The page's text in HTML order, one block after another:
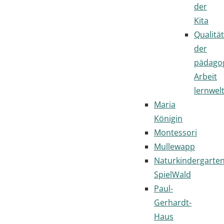
der
Kita
Qualität
der
Arbeit
lernwelt
Maria
Königin
Montessori
Mullewapp
SpielWald
Paul-
Gerhardt-
Haus